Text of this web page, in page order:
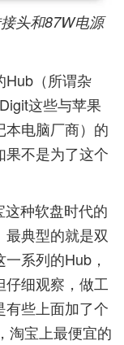
头和87W电源
Hub（所谓杂
这些与苹果
电脑厂商）的
不是为了这个
种软盘时代的
典型的就是双
系列的Hub，
细观察，做工
些上面加了个
淘宝上最便宜的